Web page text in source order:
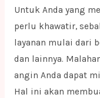
Untuk Anda yang
perlu khawatir,
layanan mulai dari
dan lainnya.
angin Anda dapat
Hal ini akan